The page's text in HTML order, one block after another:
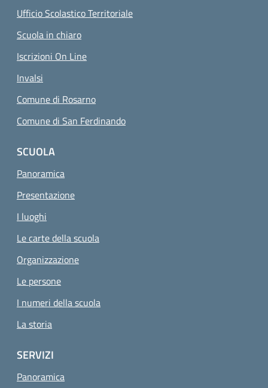
Ufficio Scolastico Territoriale
Scuola in chiaro
Iscrizioni On Line
Invalsi
Comune di Rosarno
Comune di San Ferdinando
SCUOLA
Panoramica
Presentazione
I luoghi
Le carte della scuola
Organizzazione
Le persone
I numeri della scuola
La storia
SERVIZI
Panoramica